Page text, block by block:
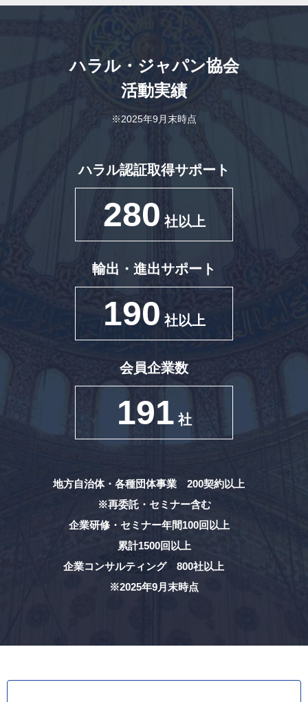
ハラル・ジャパン協会
活動実績
※2025年9月末時点
ハラル認証取得サポート
280 社以上
輸出・進出サポート
190 社以上
会員企業数
191 社
地方自治体・各種団体事業 200契約以上
※再委託・セミナー含む
企業研修・セミナー年間100回以上
累計1500回以上
企業コンサルティング 800社以上
※2025年9月末時点